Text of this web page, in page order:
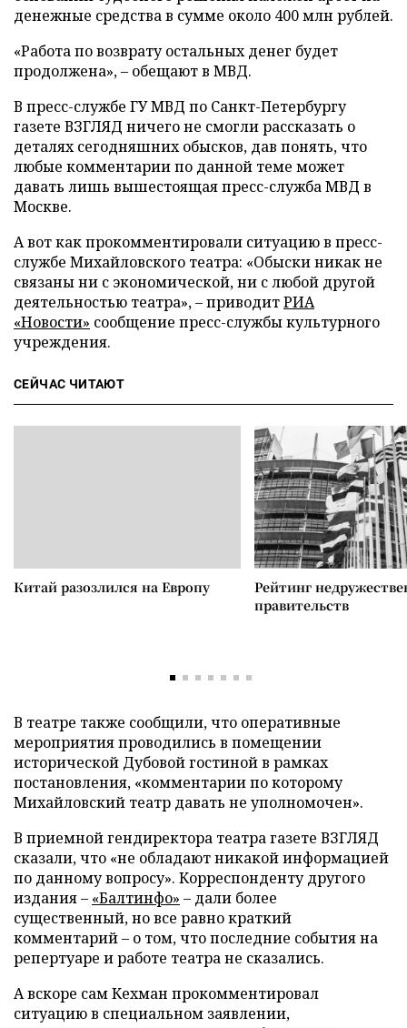
денежные средства в сумме около 400 млн рублей.
«Работа по возврату остальных денег будет
продолжена»,– обещают в МВД.
В пресс-службе ГУ МВД по Санкт-Петербургу
газете ВЗГЛЯД ничего не смогли рассказать о
деталях сегодняшних обысков, дав понять, что
любые комментарии по данной теме может
давать лишь вышестоящая пресс-служба МВД в
Москве.
А вот как прокомментировали ситуацию в пресс-
службе Михайловского театра: «Обыски никак не
связаны ни с экономической, ни с любой другой
деятельностью театра»,–приводитРИА
«Новости» сообщение пресс-службы культурного
учреждения.
СЕЙЧАС ЧИТАЮТ
Китай разозлился на Европу
Рейтинг
правительств
В театре также сообщили, что оперативные
мероприятия проводились в помещении
исторической Дубовой гостиной в рамках
постановления, «комментарии по которому
Михайловский театр давать не уполномочен».
В приемной гендиректора театра газете ВЗГЛЯД
сказали, что «не обладают никакой информацией
по данному вопросу». Корреспонденту другого
издания– «Балтинфо» – дали более
существенный, но все равно краткий
комментарий– о том, что последние события на
репертуаре и работе театра не сказались.
А вскоре сам Кехман прокомментировал
ситуацию в специальном заявлении,